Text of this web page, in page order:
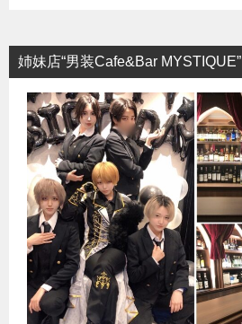
姉妹店“男装Cafe&Bar MYSTIQUE”